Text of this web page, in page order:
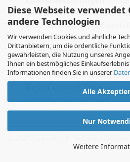
Diese Webseite verwendet
andere Technologien
Wir verwenden Cookies und ähnliche
Drittanbietern, um die ordentliche
gewährleisten, die Nutzung unseres
Ihnen ein bestmögliches
Informationen finden Sie in unserer
Alle
Nur
Weitere
berechnen wir eine
von 3,00 €. Ab 20,01 €
automatisch.
EU- & internationale
Versand erfolgt per UPS
Kosten variieren je nach
Sie auf unserer Seite
Zahlungsbedingungen.